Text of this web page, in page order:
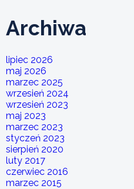
Archiwa
lipiec 2026
maj 2026
marzec 2025
wrzesień 2024
wrzesień 2023
maj 2023
marzec 2023
styczeń 2023
sierpień 2020
luty 2017
czerwiec 2016
marzec 2015